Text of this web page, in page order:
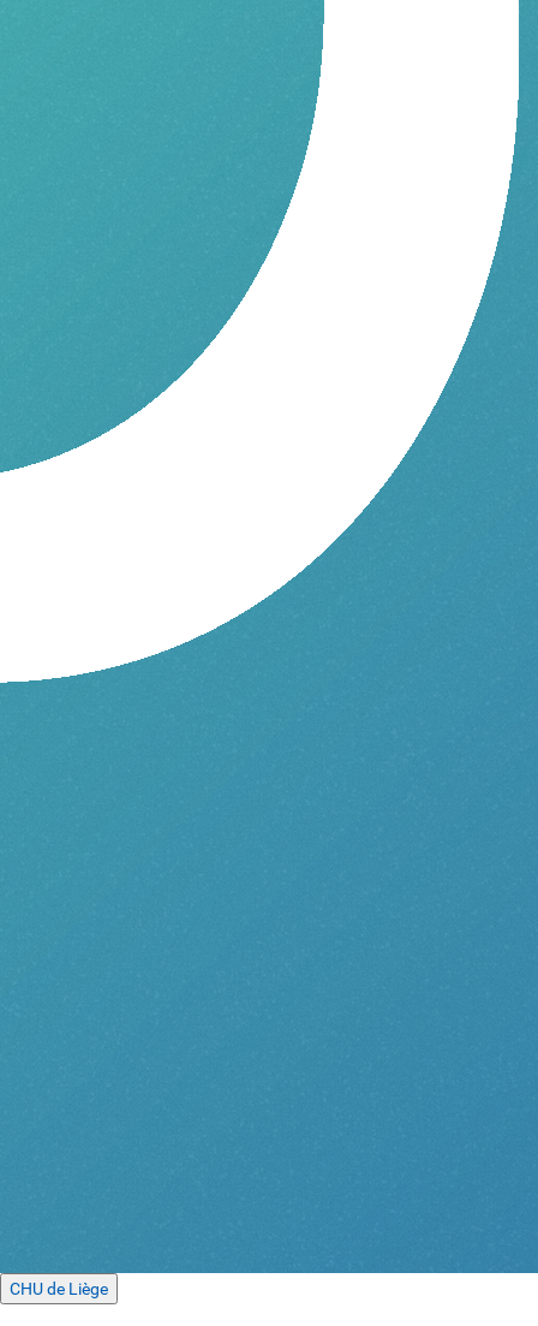
CHU de Liège